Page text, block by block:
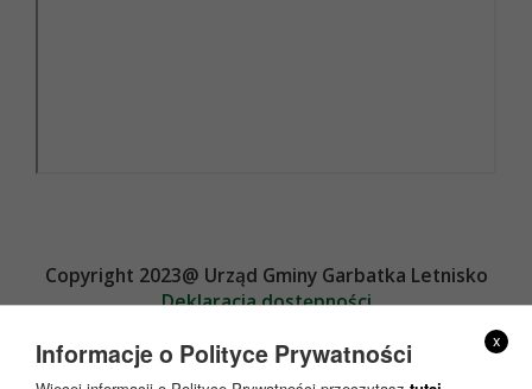
Copyright 2023@ Urząd Gminy Garbatka Letnisko
Deklaracja dostępności
x
Informacje o Polityce Prywatności